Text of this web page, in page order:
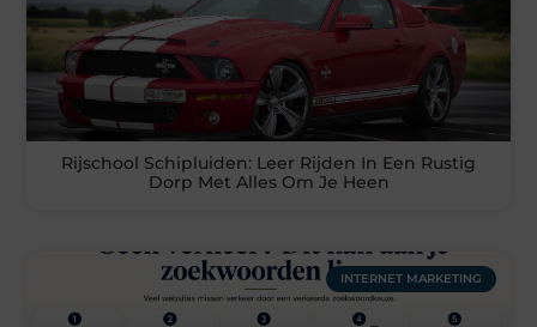
Rijschool Schipluiden: Leer Rijden In Een Rustig
Dorp Met Alles Om Je Heen
INTERNET MARKETING